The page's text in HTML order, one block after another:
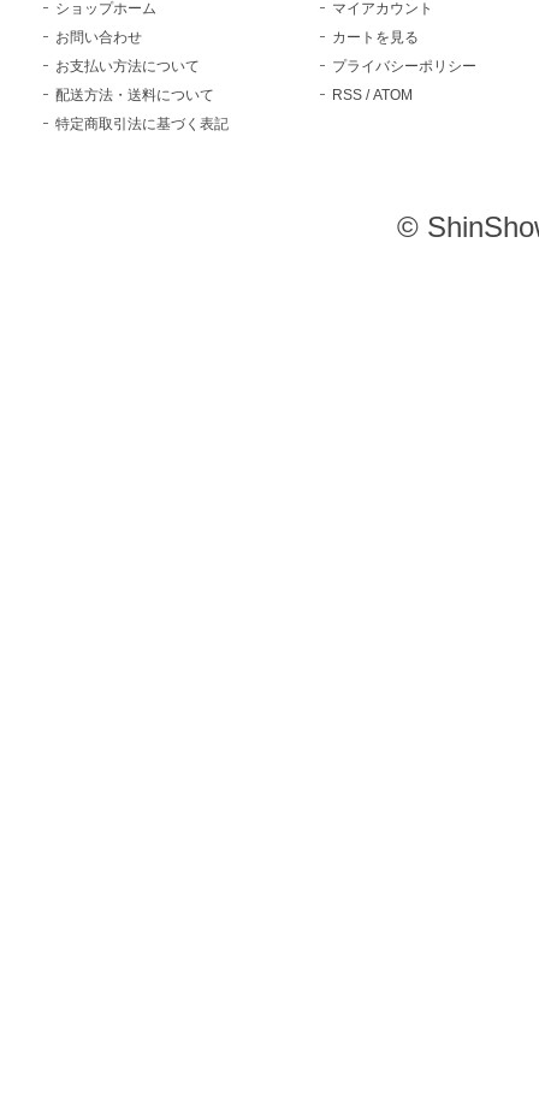
ショップホーム
お問い合わせ
お支払い方法について
配送方法・送料について
特定商取引法に基づく表記
マイアカウント
カートを見る
プライバシーポリシー
RSS /ATOM
©